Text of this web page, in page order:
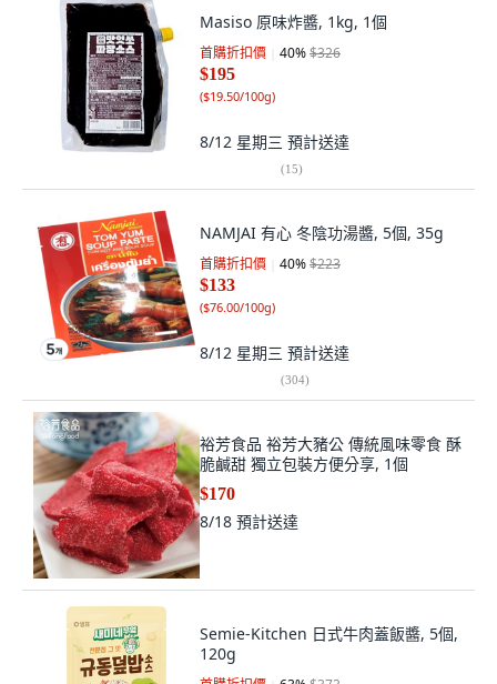
Masiso 原味炸醬, 1kg, 1個
首購折扣價 40%$326
$195
($19.50/100g)
8/12 星期三 預計送達
(15)
NAMJAI 有心 冬陰功湯醬, 5個, 35g
首購折扣價 40%$223
$133
($76.00/100g)
8/12 星期三 預計送達
(304)
裕芳食品 裕芳大豬公 傳統風味零食 酥
脆鹹甜 獨立包裝方便分享, 1個
$170
8/18 預計送達
Semie-Kitchen 日式牛肉蓋飯醬, 5個,
120g